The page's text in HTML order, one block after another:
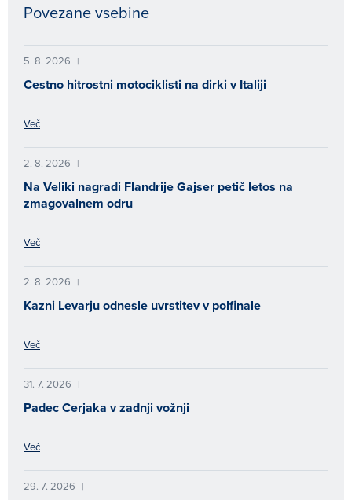
Povezane vsebine
5. 8. 2026 |
Cestno hitrostni motociklisti na dirki v Italiji
Več
2. 8. 2026 |
Na Veliki nagradi Flandrije Gajser petič letos na
zmagovalnem odru
Več
2. 8. 2026 |
Kazni Levarju odnesle uvrstitev v polfinale
Več
31. 7. 2026 |
Padec Cerjaka v zadnji vožnji
Več
29. 7. 2026 |